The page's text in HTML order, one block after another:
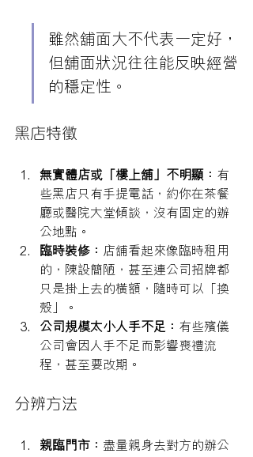
雖然舖面大不代表一定好，
但舖面狀況往往能反映經營
的穩定性。
黑店特徵
無實體店或「樓上舖」不明顯： 有
些黑店只有手提電話，約你在茶餐
廳或醫院大堂傾談，沒有固定的辦
公地點。
臨時裝修： 店舖看起來像臨時租用
的，陳設簡陋，甚至連公司招牌都
只是掛上去的橫額，隨時可以「換
殼」。
公司規模太小人手不足： 有些殯儀
公司會因人手不足而影響喪禮流
程，甚至要改期。
分辨方法
親臨門市： 盡量親身去對方的辦公